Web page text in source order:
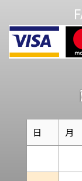
日 月